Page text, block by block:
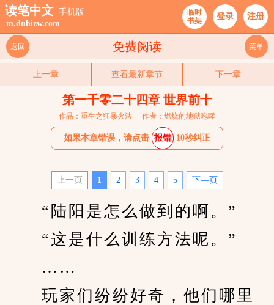
读笔中文 手机版
m.dubizw.com
临时
书架
登录 注册
免费阅读
返回 菜单
上一章 查看最新章节 下一章
第一千零二十四章 世界前十
作品：重生之狂暴火法 作者：燃烧的地狱咆哮
如果本章错误，请点击 报错 10秒纠正
上一页 1 2 3 4 5 下—页
“陆阳是怎么做到的啊。”
“这是什么训练方法呢。”
……
玩家们纷纷好奇，他们哪里